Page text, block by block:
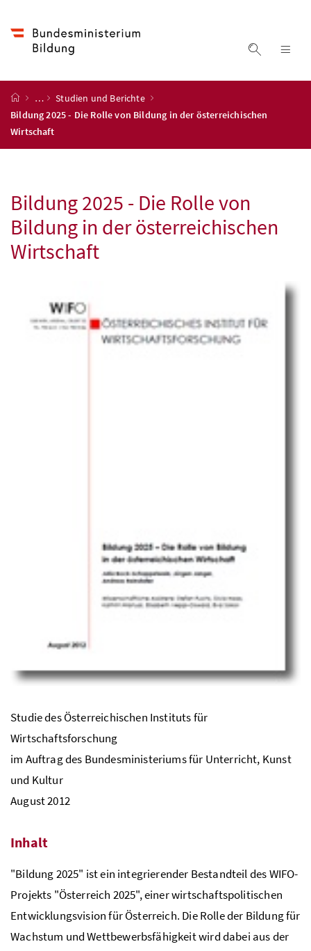
Suche
Startseite
…
Studien und Berichte
Bildung 2025 - Die Rolle von Bildung in der österreichischen
Wirtschaft
Bildung 2025 - Die Rolle von
Bildung in der österreichischen
Wirtschaft
Studie des Österreichischen Instituts für
Wirtschaftsforschung
im Auftrag des Bundesministeriums für Unterricht, Kunst
und Kultur
August 2012
Inhalt
"Bildung 2025" ist ein integrierender Bestandteil des WIFO-
Projekts "Österreich 2025", einer wirtschaftspolitischen
Entwicklungsvision für Österreich. Die Rolle der Bildung für
Wachstum und Wettbewerbsfähigkeit wird dabei aus der